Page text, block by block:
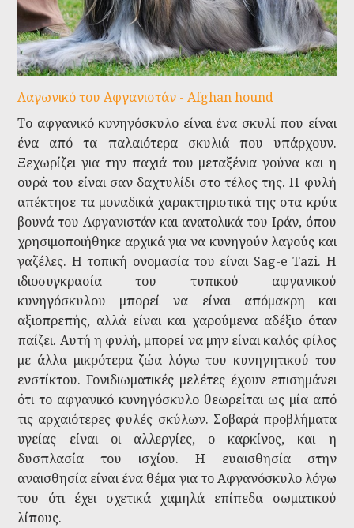
Λαγωνικό του Αφγανιστάν - Afghan hound
Το αφγανικό κυνηγόσκυλο είναι ένα σκυλί που είναι
ένα από τα παλαιότερα σκυλιά που υπάρχουν.
Ξεχωρίζει για την παχιά του μεταξένια γούνα και η
ουρά του είναι σαν δαχτυλίδι στο τέλος της. Η φυλή
απέκτησε τα μοναδικά χαρακτηριστικά της στα κρύα
βουνά του Αφγανιστάν και ανατολικά του Ιράν, όπου
χρησιμοποιήθηκε αρχικά για να κυνηγούν λαγούς και
γαζέλες. Η τοπική ονομασία του είναι Sag-e Tazi. Η
ιδιοσυγκρασία του τυπικού αφγανικού
κυνηγόσκυλου μπορεί να είναι απόμακρη και
αξιοπρεπής, αλλά είναι και χαρούμενα αδέξιο όταν
παίζει. Αυτή η φυλή, μπορεί να μην είναι καλός φίλος
με άλλα μικρότερα ζώα λόγω του κυνηγητικού του
ενστίκτου. Γονιδιωματικές μελέτες έχουν επισημάνει
ότι το αφγανικό κυνηγόσκυλο θεωρείται ως μία από
τις αρχαιότερες φυλές σκύλων. Σοβαρά προβλήματα
υγείας είναι οι αλλεργίες, ο καρκίνος, και η
δυσπλασία του ισχίου. Η ευαισθησία στην
αναισθησία είναι ένα θέμα για το Αφγανόσκυλο λόγω
του ότι έχει σχετικά χαμηλά επίπεδα σωματικού
λίπους.